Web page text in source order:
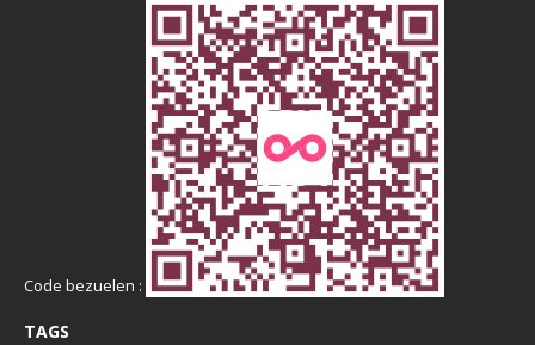
Code bezuelen :
TAGS